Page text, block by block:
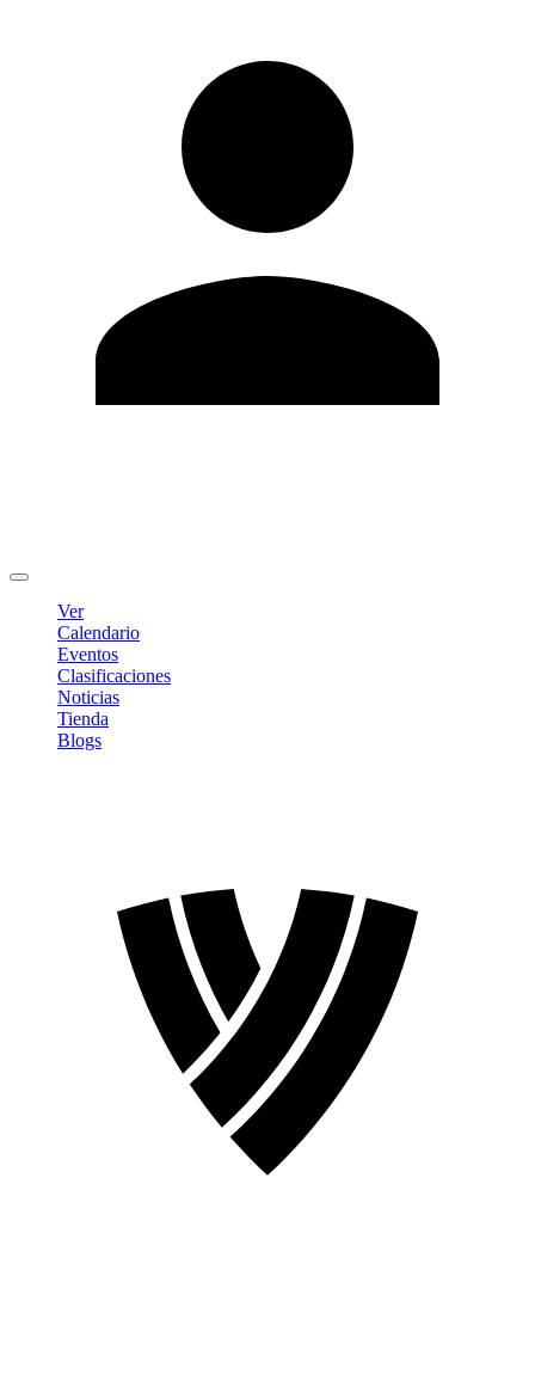
Ver
Calendario
Eventos
Clasificaciones
Noticias
Tienda
Blogs